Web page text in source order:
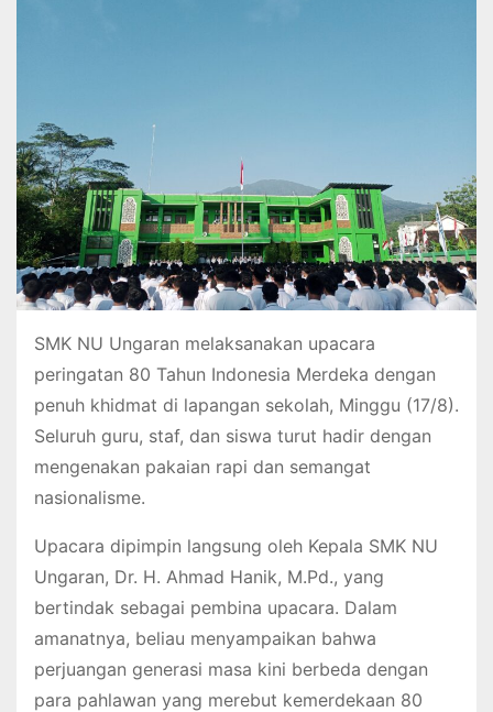
SMK NU Ungaran melaksanakan upacara
peringatan 80 Tahun Indonesia Merdeka dengan
penuh khidmat di lapangan sekolah, Minggu (17/8).
Seluruh guru, staf, dan siswa turut hadir dengan
mengenakan pakaian rapi dan semangat
nasionalisme.
Upacara dipimpin langsung oleh Kepala SMK NU
Ungaran, Dr. H. Ahmad Hanik, M.Pd., yang
bertindak sebagai pembina upacara. Dalam
amanatnya, beliau menyampaikan bahwa
perjuangan generasi masa kini berbeda dengan
para pahlawan yang merebut kemerdekaan 80